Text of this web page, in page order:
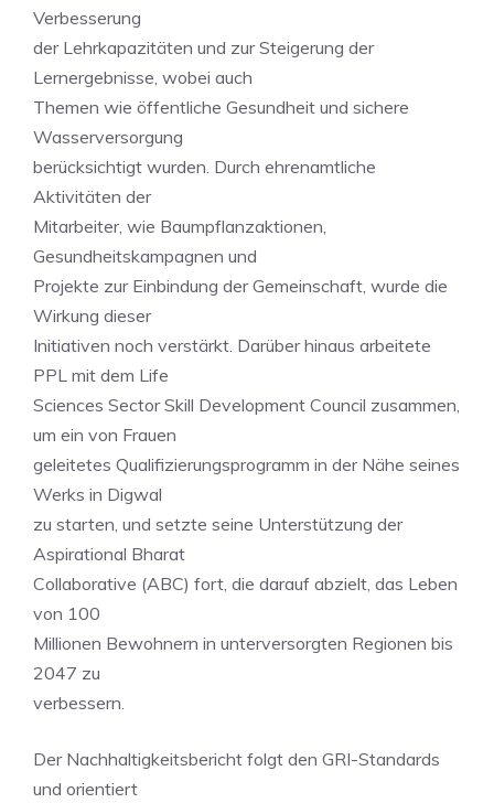
Verbesserung
der Lehrkapazitäten und zur Steigerung der
Lernergebnisse, wobei auch
Themen wie öffentliche Gesundheit und sichere
Wasserversorgung
berücksichtigt wurden. Durch ehrenamtliche
Aktivitäten der
Mitarbeiter, wie Baumpflanzaktionen,
Gesundheitskampagnen und
Projekte zur Einbindung der Gemeinschaft, wurde die
Wirkung dieser
Initiativen noch verstärkt. Darüber hinaus arbeitete
PPL mit dem Life
Sciences Sector Skill Development Council zusammen,
um ein von Frauen
geleitetes Qualifizierungsprogramm in der Nähe seines
Werks in Digwal
zu starten, und setzte seine Unterstützung der
Aspirational Bharat
Collaborative (ABC) fort, die darauf abzielt, das Leben
von 100
Millionen Bewohnern in unterversorgten Regionen bis
2047 zu
verbessern.
Der Nachhaltigkeitsbericht folgt den GRI-Standards
und orientiert